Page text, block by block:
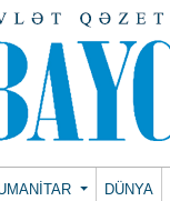
DÜNYA